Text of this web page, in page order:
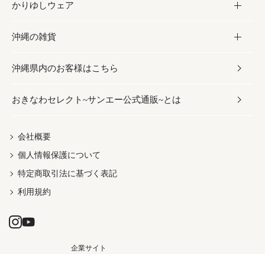
レトルト食品
乾物／粉類
お酢／ドレッシング
しょうゆ
みそ
だし／スパイス／島唐辛子
ちんすこう
伝統菓子
スナック
おつまみ
紅芋
泡盛
ビール・チューハイ
ワイン・ウィスキー・カクテル
ドリンク
茶葉
コスメ
スキンケア
ボディケア
ヘアケア
UVケア
かりゆしウェア
かりゆしウェア
メンズ
レディース
沖縄の雑貨
雑貨
沖縄ファッション
伝統工芸品
沖縄県内のお客様はこちら
おきなわセレクト~サンエー公式通販~とは
会社概要
個人情報保護について
特定商取引法に基づく表記
利用規約
企業サイト